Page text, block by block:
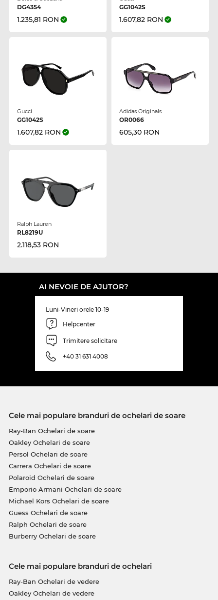
DG4354
1.235,81 RON
GG1042S
1.607,82 RON
Gucci
GG1042S
1.607,82 RON
Adidas Originals
OR0066
605,30 RON
Ralph Lauren
RL8219U
2.118,53 RON
AI NEVOIE DE AJUTOR?
Luni-Vineri orele 10-19
Helpcenter
Trimitere solicitare
+40 31 631 4008
Cele mai populare branduri de ochelari de soare
Ray-Ban Ochelari de soare
Oakley Ochelari de soare
Persol Ochelari de soare
Carrera Ochelari de soare
Polaroid Ochelari de soare
Emporio Armani Ochelari de soare
Michael Kors Ochelari de soare
Guess Ochelari de soare
Ralph Ochelari de soare
Burberry Ochelari de soare
Cele mai populare branduri de ochelari
Ray-Ban Ochelari de vedere
Oakley Ochelari de vedere